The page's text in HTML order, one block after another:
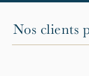
Nos clients